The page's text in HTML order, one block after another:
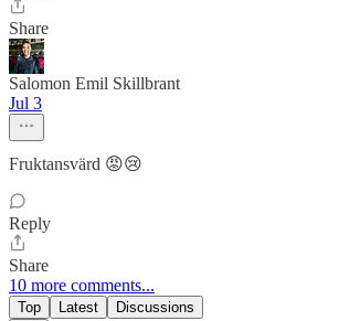
Share
Salomon Emil Skillbrant
Jul 3
Fruktansvärd 😡😢
Reply
Share
10 more comments...
Top Latest Discussions